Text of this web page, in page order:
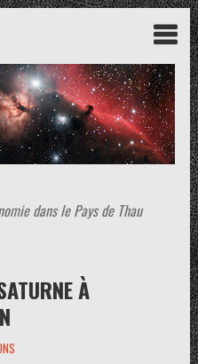
dans le Pays de Thau
À